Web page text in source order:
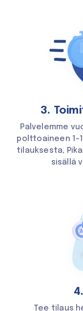
3.
Palvelemme
polttoaineen 1-
tilauksesta,
sisällä
Tee tilaus